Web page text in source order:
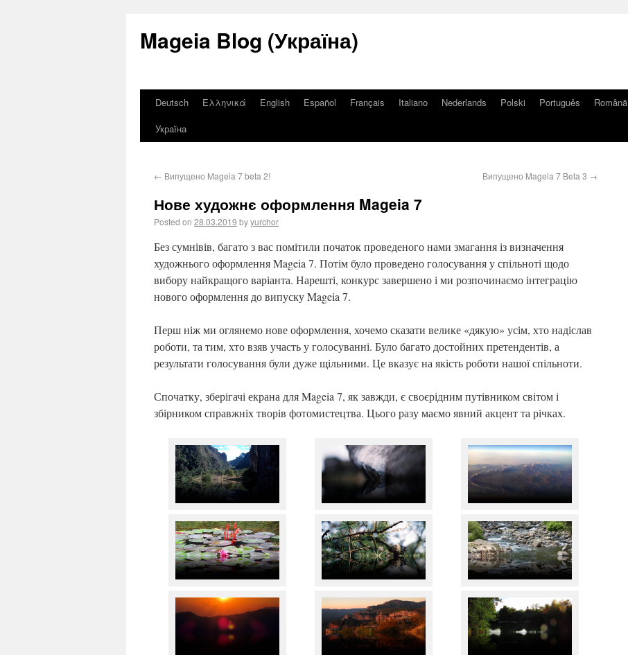
Mageia Blog (Україна)
Deutsch Ελληνικά English Español Français Italiano Nederlands Polski Português Română
Україна
← Випущено Mageia 7 beta 2! Випущено Mageia 7 Beta 3 →
Нове художнє оформлення Mageia 7
Posted on 28.03.2019 byyurchor
Без сумнівів, багато з вас помітили початок проведеного нами змагання із визначення
художнього оформлення Mageia 7. Потім було проведено голосування у спільноті щодо
вибору найкращого варіанта. Нарешті, конкурс завершено і ми розпочинаємо інтеграцію
нового оформлення до випуску Mageia 7.
Перш ніж ми оглянемо нове оформлення, хочемо сказати велике «дякую» усім, хто надіслав
роботи, та тим, хто взяв участь у голосуванні. Було багато достойних претендентів, а
результати голосування були дуже щільними. Це вказує на якість роботи нашої спільноти.
Спочатку, зберігачі екрана для Mageia 7, як завжди, є своєрідним путівником світом і
збірником справжніх творів фотомистецтва. Цього разу маємо явний акцент та річках.